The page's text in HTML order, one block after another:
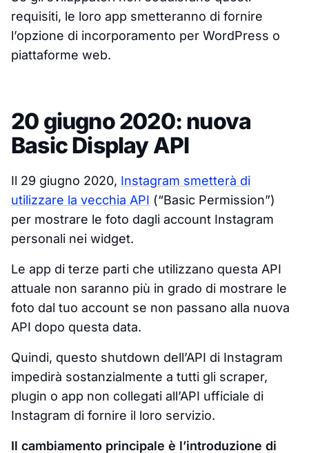
requisiti, le loro app smetteranno di fornire
l’opzione di incorporamento per WordPress o
piattaforme web.
20 giugno 2020: nuova
Basic Display API
Il 29 giugno 2020, Instagram smetterà di
utilizzare la vecchia API (“Basic Permission”)
per mostrare le foto dagli account Instagram
personali nei widget.
Le app di terze parti che utilizzano questa API
attuale non saranno più in grado di mostrare le
foto dal tuo account se non passano alla nuova
API dopo questa data.
Quindi, questo shutdown dell’API di Instagram
impedirà sostanzialmente a tutti gli scraper,
plugin o app non collegati all’API ufficiale di
Instagram di fornire il loro servizio.
Il cambiamento principale è l’introduzione di